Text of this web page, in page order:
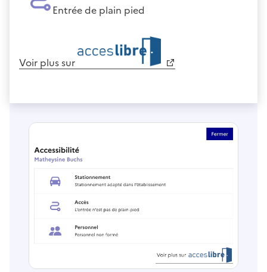
Entrée de plain pied
Voir plus sur